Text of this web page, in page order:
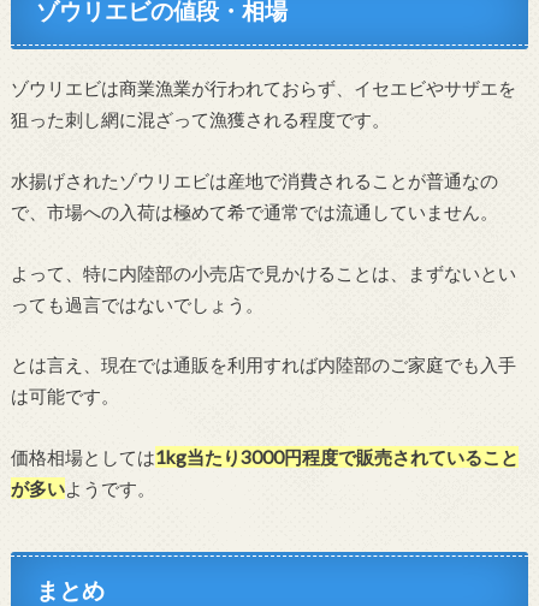
ゾウリエビの値段・相場
ゾウリエビは商業漁業が行われておらず、イセエビやサザエを
狙った刺し網に混ざって漁獲される程度です。
水揚げされたゾウリエビは産地で消費されることが普通なの
で、市場への入荷は極めて希で通常では流通していません。
よって、特に内陸部の小売店で見かけることは、まずないとい
っても過言ではないでしょう。
とは言え、現在では通販を利用すれば内陸部のご家庭でも入手
は可能です。
価格相場としては1kg当たり3000円程度で販売されていること
が多いようです。
まとめ